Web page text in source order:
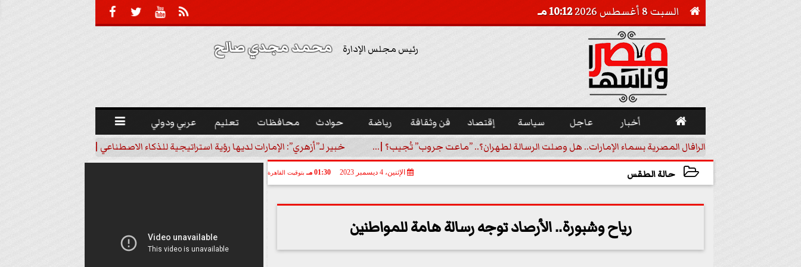
  

 السبت 8 أغسطس 2026 10:12 مـ
رئيس مجلس الإدارة محمد مجدي صالح
 أخبار عاجل سياسة إقتصاد فن وثقافة رياضة حوادث محافظات تعليم عربي ودولي 
الرافال المصرية بسماء الإمارات.. هل وصلت الرسالة لطهران؟.. ”ماعت جروب” تُجيب؟ |... خبير لـ”أزهري”: الإمارات لديها رؤية استراتيجية للذكاء الاصطناعي | فيديو
حالة الطقس الإثنين، 4 ديسمبر 2023 01:30 مـ بتوقيت القاهرة
رياح وشبورة.. الأرصاد توجه رسالة هامة للمواطنين